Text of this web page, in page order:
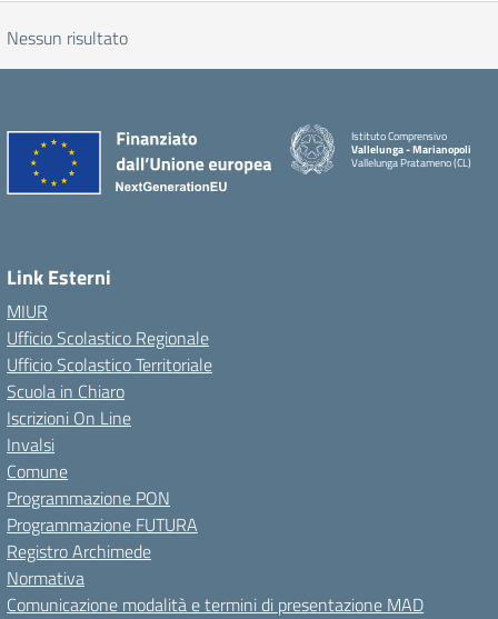
Nessun risultato
Istituto Comprensivo
Vallelunga - Marianopoli
Vallelunga Pratameno (CL)
Link Esterni
MIUR
Ufficio Scolastico Regionale
Ufficio Scolastico Territoriale
Scuola in Chiaro
Iscrizioni On Line
Invalsi
Comune
Programmazione PON
Programmazione FUTURA
Registro Archimede
Normativa
Comunicazione modalità e termini di presentazione MAD